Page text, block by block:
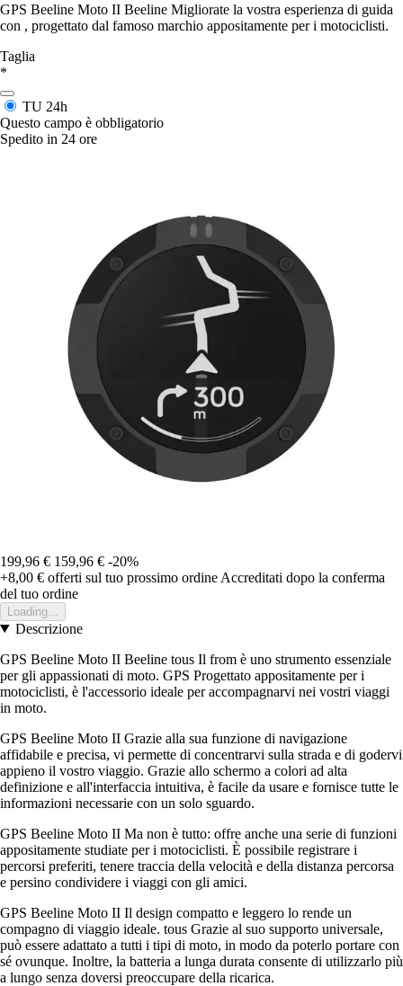
GPS Beeline Moto II Beeline Migliorate la vostra esperienza di guida
con , progettato dal famoso marchio appositamente per i motociclisti.
Taglia
*
TU 24h
Questo campo è obbligatorio
Spedito in 24 ore
199,96 € 159,96 € -20%
+8,00 € offerti sul tuo prossimo ordine Accreditati dopo la conferma
del tuo ordine
Loading...
Descrizione
GPS Beeline Moto II Beeline tous Il from è uno strumento essenziale
per gli appassionati di moto. GPS Progettato appositamente per i
motociclisti, è l'accessorio ideale per accompagnarvi nei vostri viaggi
in moto.
GPS Beeline Moto II Grazie alla sua funzione di navigazione
affidabile e precisa, vi permette di concentrarvi sulla strada e di godervi
appieno il vostro viaggio. Grazie allo schermo a colori ad alta
definizione e all'interfaccia intuitiva, è facile da usare e fornisce tutte le
informazioni necessarie con un solo sguardo.
GPS Beeline Moto II Ma non è tutto: offre anche una serie di funzioni
appositamente studiate per i motociclisti. È possibile registrare i
percorsi preferiti, tenere traccia della velocità e della distanza percorsa
e persino condividere i viaggi con gli amici.
GPS Beeline Moto II Il design compatto e leggero lo rende un
compagno di viaggio ideale. tous Grazie al suo supporto universale,
può essere adattato a tutti i tipi di moto, in modo da poterlo portare con
sé ovunque. Inoltre, la batteria a lunga durata consente di utilizzarlo più
a lungo senza doversi preoccupare della ricarica.